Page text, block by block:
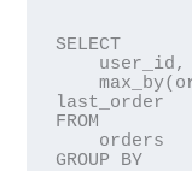
SELECT
last_order
FROM
GROUP BY